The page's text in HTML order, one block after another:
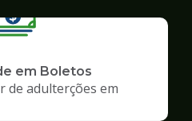
em Boletos
de adulterções em